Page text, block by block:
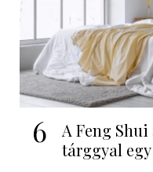
6
A Feng
tárggyal